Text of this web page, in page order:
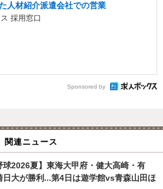
人材紹介派遣会社での営業
採用窓口
Sponsored by
関連ニュース
球2026夏】東海大甲府・健大高崎・有
日大が勝利...第4日は遊学館vs青森山田ほ